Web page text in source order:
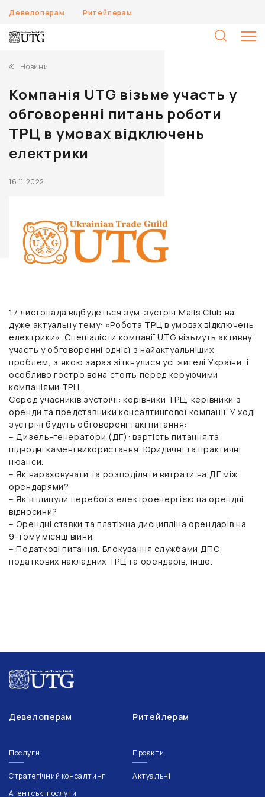
Девелоперам Ритейлерам
Новини
Компанія UTG візьме участь у
обговоренні питань роботи
ТРЦ в умовах відключень
електрики
16.11.2022
17 листопада відбудеться зум-зустріч Malls Club на
дуже актуальну тему: «Робота ТРЦ в умовах відключень
електрики». Спеціалісти компанії UTG візьмуть активну
участь у обговоренні однієї з найактуальніших
проблем, з якою зараз зіткнулися усі жителі України, і
особливо гостро вона стоїть перед керуючими
компаніями ТРЦ.
Серед учасників зустрічі: керівники ТРЦ, керівники з
оренди та представники консалтингової компанії. У ході
зустрічі будуть обговорені такі питання:
– Дизель-генератори (ДГ): вартість питання та
підводні камені використання. Юридичні та практичні
нюанси.
– Як нараховувати та розподіляти витрати на ДГ між
орендарями?
– Як вплинули перебої з електроенергією на орендні
відносини?
– Орендні ставки та платіжна дисципліна орендарів на
9-тому місяці війни.
– Податкові питання. Блокування службами ДПС
податкових накладних ТРЦ та орендарів, інше.
Девелоперам Ритейлерам
Послуги
Стратегічний консалтинг
Агентські послуги
Проєкти
Актуальні